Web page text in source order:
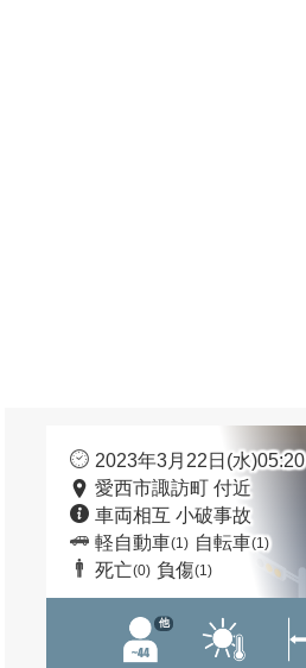
2023年3月22日(水)05:20
愛西市諏訪町 付近
車両相互 小破事故
軽自動車(1) 自転車(1)
死亡(0) 負傷(1)
他